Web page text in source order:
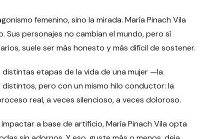
femenino, sino la mirada. María Pinach Vila
personajes no cambian el mundo, pero sí
suele ser más honesto y más difícil de sostener.
etapas de la vida de una mujer —la
pero con un mismo hilo conductor: la
real, a veces silencioso, a veces doloroso.
a base de artificio, María Pinach Vila opta